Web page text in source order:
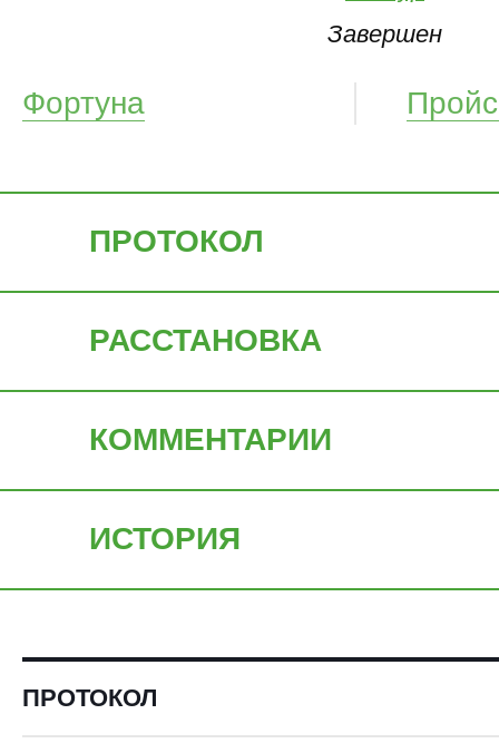
Завершен
Фортуна
ПРОТОКОЛ
РАССТАНОВКА
КОММЕНТАРИИ
ИСТОРИЯ
ПРОТОКОЛ